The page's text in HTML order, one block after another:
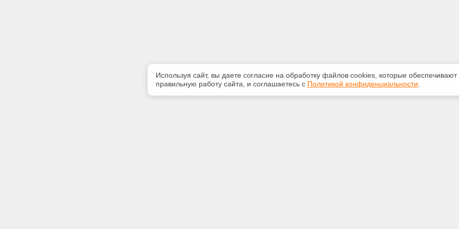
Используя сайт, вы даете согласие на обработку файлов сооkiеs, которые обеспечивают
правильную работу сайта, и соглашаетесь с Политикой конфиденциальности.